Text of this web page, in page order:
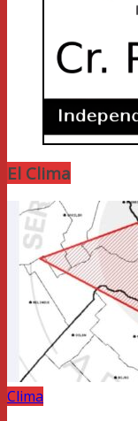
El Clima
Clima